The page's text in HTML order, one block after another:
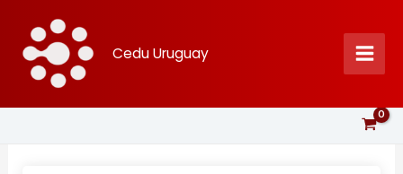
contenido
Cedu Uruguay